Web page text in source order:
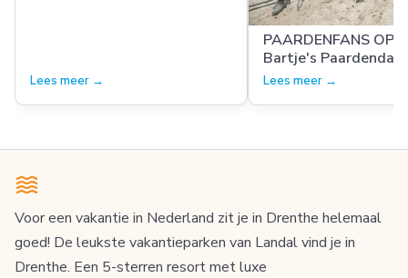
Lees meer →
PAARDENFANS
Bartje's
weer aan!
Lees meer →
Voor een vakantie in Nederland zit je in Drenthe helemaal
goed! De leukste vakantieparken van Landal vind je in
Drenthe. Een 5-sterren resort met luxe